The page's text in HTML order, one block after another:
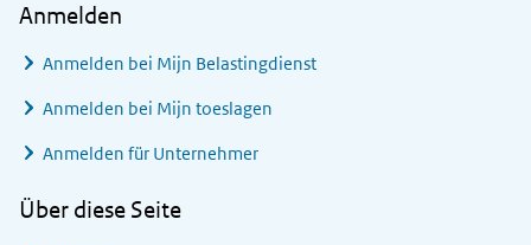
Anmelden
Anmelden bei Mijn Belastingdienst
Anmelden bei Mijn toeslagen
Anmelden für Unternehmer
Über diese Seite